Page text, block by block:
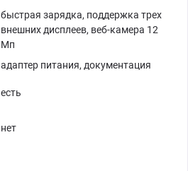
быстрая зарядка, поддержка трех
внешних дисплеев, веб-камера 12
Мп
адаптер питания, документация
есть
нет